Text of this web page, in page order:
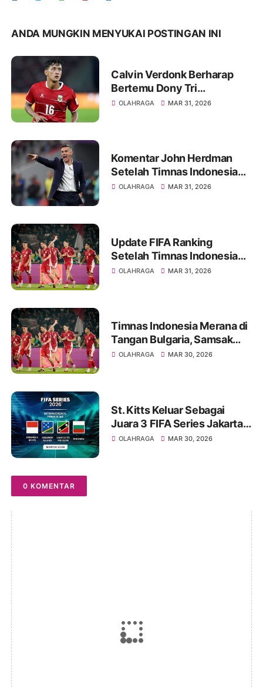
ANDA MUNGKIN MENYUKAI POSTINGAN INI
Calvin Verdonk Berharap
Bertemu Dony Tri
Pamungkas di Eropa
OLAHRAGA MAR 31, 2026
Komentar John Herdman
Setelah Timnas Indonesia
Kalah Tipis dari Bulgaria
OLAHRAGA MAR 31, 2026
Update FIFA Ranking
Setelah Timnas Indonesia
Kalah Dari Bulgaria
OLAHRAGA MAR 31, 2026
Timnas Indonesia Merana di
Tangan Bulgaria, Samsak
Tinju Eropa Menang Tipis
OLAHRAGA MAR 30, 2026
St. Kitts Keluar Sebagai
Juara 3 FIFA Series Jakarta
2026
OLAHRAGA MAR 30, 2026
0 KOMENTAR